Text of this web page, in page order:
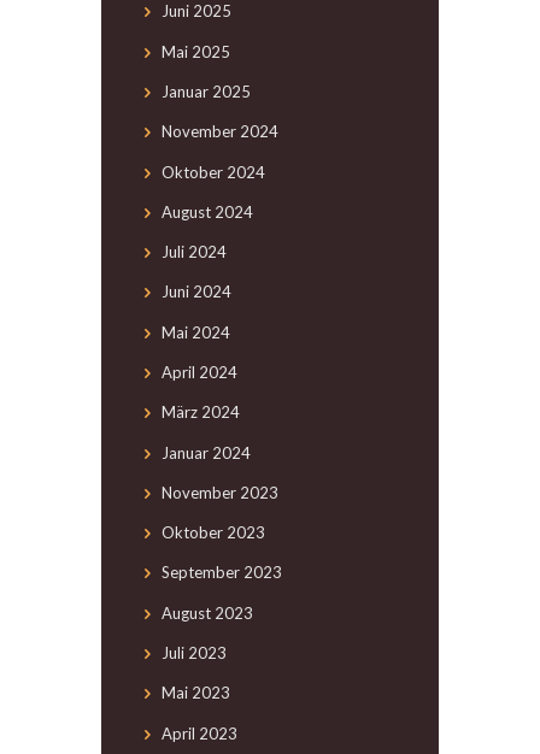
Juni 2025
Mai 2025
Januar 2025
November 2024
Oktober 2024
August 2024
Juli 2024
Juni 2024
Mai 2024
April 2024
März 2024
Januar 2024
November 2023
Oktober 2023
September 2023
August 2023
Juli 2023
Mai 2023
April 2023